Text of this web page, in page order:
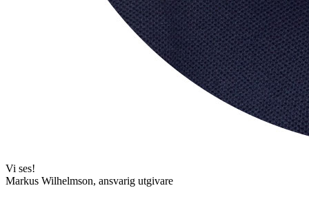
Vi ses!
Markus Wilhelmson, ansvarig utgivare